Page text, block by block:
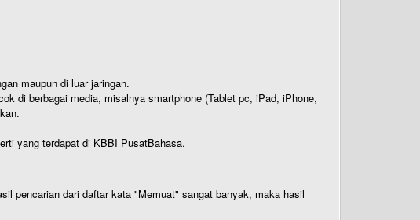
maupun di luar jaringan.
di berbagai media, misalnya smartphone (Tablet pc, iPad, iPhone,
yang terdapat di KBBI PusatBahasa.
pencarian dari daftar kata "Memuat" sangat banyak, maka hasil